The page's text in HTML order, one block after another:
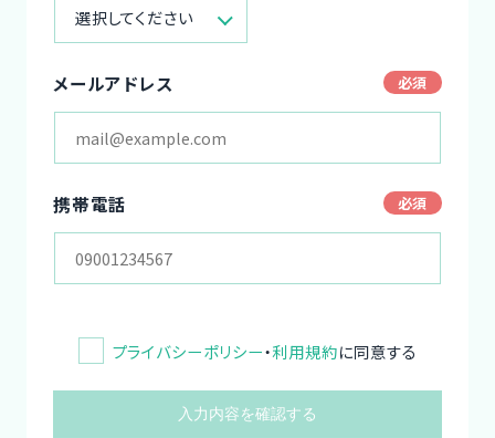
選択してください
メールアドレス
携帯電話
プライバシーポリシー・利用規約に同意する
入力内容を確認する